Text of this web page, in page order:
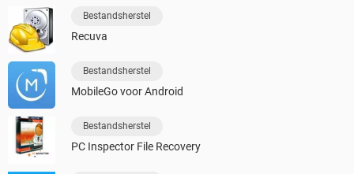
Bestandsherstel
Recuva
Bestandsherstel
MobileGo voor Android
Bestandsherstel
PC Inspector File Recovery